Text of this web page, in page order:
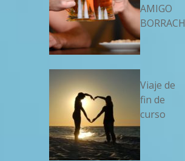
AMIGO
Viaje de
fin de
curso